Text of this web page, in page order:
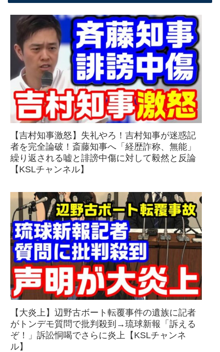
【吉村知事激怒】失礼やろ！吉村知事が迷惑記
者を完全論破！斎藤知事へ「経歴詐称、無能」
繰り返される嘘と誹謗中傷に対して毅然と反論
【KSLチャンネル】
【大炎上】辺野古ボート転覆事件の遺族に記者
がトンデモ質問で批判殺到→琉球新報「訴える
ぞ！」訴訟恫喝でさらに炎上【KSLチャンネ
ル】